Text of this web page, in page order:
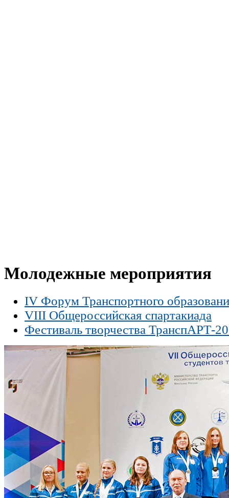
Молодежные мероприятия
IV Форум Транспортного
VIII Общероссийская спартакиада
Фестиваль творчества ТранспАРТ-